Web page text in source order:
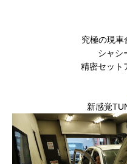
究極の現車
シャシ
精密セット
新感覚